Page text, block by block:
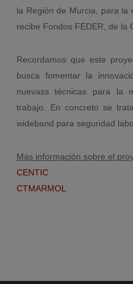
la Región de Murcia, para la
recibe Fondos FEDER, de la
Recordamos que este
busca fomentar la
nuevass técnicas para la
trabajo. En concreto se
wideband para seguridad
Más información sobre el
CENTIC
CTMARMOL